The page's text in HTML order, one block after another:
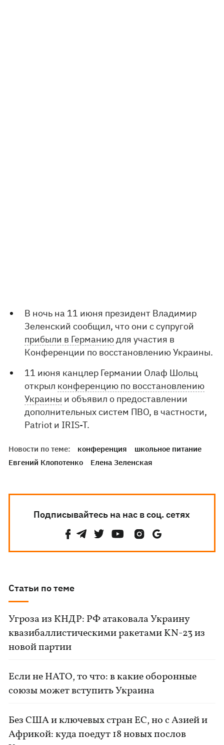
В ночь на 11 июня президент Владимир
Зеленский сообщил, что они с супругой
прибыли в Германиюдля участия в
Конференции по восстановлению Украины.
11 июня канцлер Германии Олаф Шольц
открыл конференцию по восстановлению
Украины и объявил о предоставлении
дополнительных систем ПВО, в частности,
Patriot и IRIS-T.
Новости по теме: конференция
школьное питание
Евгений Клопотенко
Елена Зеленская
Подписывайтесь на нас в соц. сетях
Статьи по теме
Угроза из КНДР: РФ атаковала Украину
квазибаллистическими ракетами KN-23 из
новой партии
Если не НАТО, то что: в какие оборонные
союзы может вступить Украина
Без США и ключевых стран ЕС, но с Азией и
Африкой: куда поедут 18 новых послов